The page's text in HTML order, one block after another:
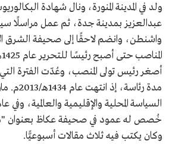
القصة مع طارق الحميد.
ولد في المدينة المنورة، ونال شهادة
عبدالعزيز بمدينة جدة، ثم عمل مراسلًا
واشنطن، وانضم لاحقًا إلى صحيفة الشرق
أصغر رئيس تولى المنصب، وعُدّت الفترة
مدة
خُصص له عمود في صحيفة عكاظ بعنوان
وكان يكتب فيه ثلاث مقالات أسبوعيًّا.